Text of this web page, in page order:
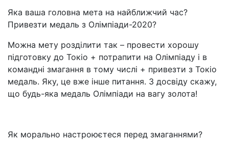
Яка ваша головна мета на найближчий час?
Привезти медаль з Олімпіади-2020?
Можна мету розділити так – провести хорошу
підготовку до Токіо + потрапити на Олімпіаду і в
командні змагання в тому числі + привезти з Токіо
медаль. Яку, це вже інше питання. З досвіду скажу,
що будь-яка медаль Олімпіади на вагу золота!
Як морально настроюєтеся перед змаганнями?